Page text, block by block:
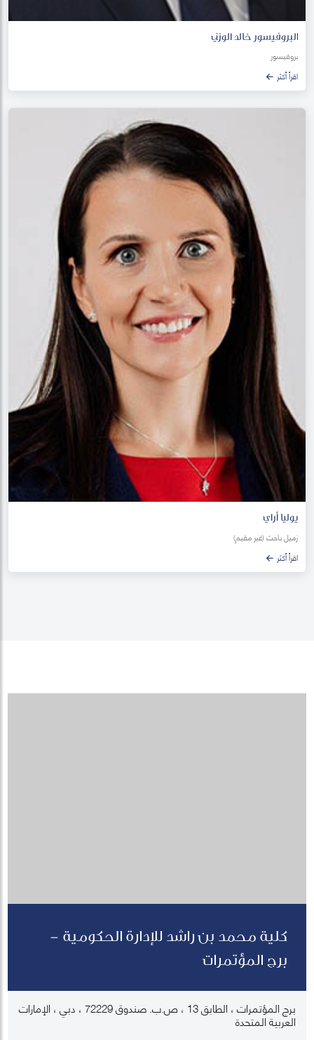
البروفيسور خالد الوزني
بروفيسور
اقرأ أكثر
يوليا أراي
زميل باحث (غير مقيم)
اقرأ أكثر
كلية محمد بن راشد للإدارة الحكومية -
برج المؤتمرات
برج المؤتمرات ، الطابق 13 ، ص.ب. صندوق 72229 ، دبي ، الإمارات
العربية المتحدة